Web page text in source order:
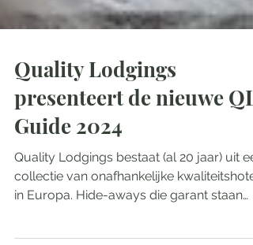
Quality Lodgings
presenteert de nieuwe QL
Guide 2024
Quality Lodgings bestaat (al 20 jaar) uit
collectie van onafhankelijke
voor...